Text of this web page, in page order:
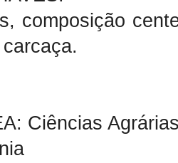
composição
Ciências